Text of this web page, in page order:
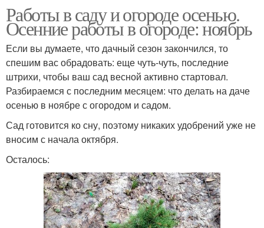
Работы в саду и огороде осенью.
Осенние работы в огороде: ноябрь
Если вы думаете, что дачный сезон закончился, то
спешим вас обрадовать: еще чуть-чуть, последние
штрихи, чтобы ваш сад весной активно стартовал.
Разбираемся с последним месяцем: что делать на даче
осенью в ноябре с огородом и садом.
Сад готовится ко сну, поэтому никаких удобрений уже не
вносим с начала октября.
Осталось: